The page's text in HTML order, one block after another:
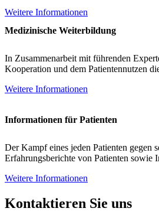
Weitere Informationen
Medizinische Weiterbildung
In Zusammenarbeit mit führenden
Kooperation und dem Patientennutzen
Weitere Informationen
Informationen für Patienten
Der Kampf eines jeden Patienten gegen
Erfahrungsberichte von Patienten sowie
Weitere Informationen
Kontaktieren Sie uns